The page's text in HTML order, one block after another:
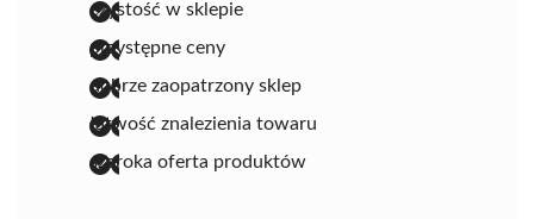
czystość w sklepie
przystępne ceny
dobrze zaopatrzony sklep
łatwość znalezienia towaru
szeroka oferta produktów